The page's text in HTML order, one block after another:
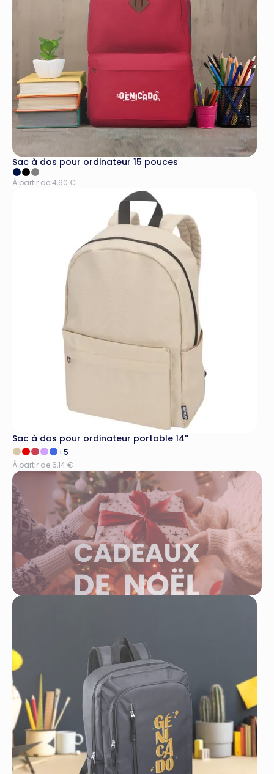
Sac à dos pour ordinateur 15 pouces
À partir de 4,60 €
Sac à dos pour ordinateur portable 14''
+5
À partir de 6,14 €